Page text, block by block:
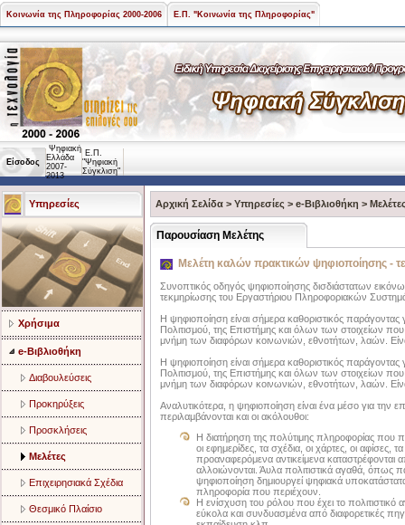
Κοινωνία της Πληροφορίας 2000-2006 Ε.Π. "Κοινωνία της Πληροφορίας"
Είσοδος
Ψηφιακή
Ελλάδα
2007-
2013
Ε.Π.
"Ψηφιακή
Σύγκλιση"
Υπηρεσίες
Χρήσιμα
e-Βιβλιοθήκη
Διαβουλεύσεις
Προκηρύξεις
Προσκλήσεις
Μελέτες
Επιχειρησιακά Σχέδια
Θεσμικό Πλαίσιο
Αρχική Σελίδα > Υπηρεσίες > e-Βιβλιοθήκη >
Παρουσίαση Μελέτης
Μελέτη καλών πρακτικών ψηφιοποίησης -
Συνοπτικός οδηγός ψηφιοποίησης δισδιάστατων
τεκμηρίωσης του Εργαστήριου Πληροφοριακών
Η ψηφιοποίηση είναι σήμερα καθοριστικός παράγοντας
Πολιτισμού, της Επιστήμης και όλων των στοιχείων
μνήμη των διαφόρων κοινωνιών, εθνοτήτων, λαών.
Η ψηφιοποίηση είναι σήμερα καθοριστικός παράγοντας
Πολιτισμού, της Επιστήμης και όλων των στοιχείων
μνήμη των διαφόρων κοινωνιών, εθνοτήτων, λαών.
Αναλυτικότερα, η ψηφιοποίηση είναι ένα μέσο για
περιλαμβάνονται και οι ακόλουθοι:
Η διατήρηση της πολύτιμης πληροφορίας που
οι εφημερίδες, τα σχέδια, οι χάρτες, οι
προαναφερόμενα αντικείμενα
αλλοιώνονται. Άυλα πολιτιστικά αγαθά, όπως
ψηφιοποίηση δημιουργεί ψηφιακά
πληροφορία που περιέχουν.
Η ενίσχυση του ρόλου που έχει το
εύκολα και συνδυασμένα από διαφορετικές